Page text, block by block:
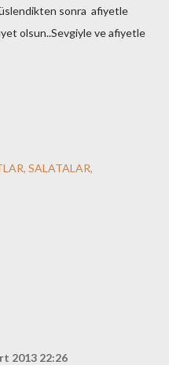
sonra afiyetle
olsun..Sevgiyle ve afiyetle
SALATALAR
2013 22:26